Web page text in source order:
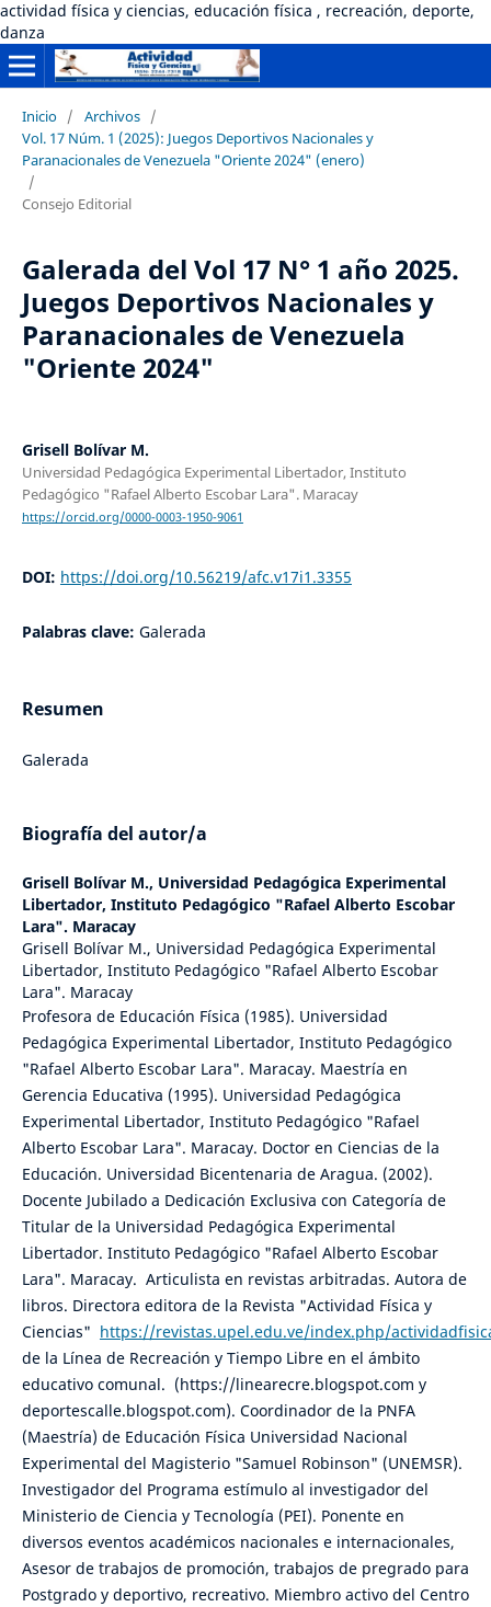
actividad física y ciencias, educación física , recreación, deporte,
danza
Inicio / Archivos /
Vol. 17 Núm. 1 (2025): Juegos Deportivos Nacionales y
Paranacionales de Venezuela "Oriente 2024" (enero)
/
Consejo Editorial
Galerada del Vol 17 N° 1 año 2025.
Juegos Deportivos Nacionales y
Paranacionales de Venezuela
"Oriente 2024"
Grisell Bolívar M.
Universidad Pedagógica Experimental Libertador, Instituto
Pedagógico "Rafael Alberto Escobar Lara". Maracay
https://orcid.org/0000-0003-1950-9061
DOI: https://doi.org/10.56219/afc.v17i1.3355
Palabras clave: Galerada
Resumen
Galerada
Biografía del autor/a
Grisell Bolívar M., Universidad Pedagógica Experimental
Libertador, Instituto Pedagógico "Rafael Alberto Escobar
Lara". Maracay
Grisell Bolívar M., Universidad Pedagógica Experimental
Libertador, Instituto Pedagógico "Rafael Alberto Escobar
Lara". Maracay
Profesora de Educación Física (1985). Universidad
Pedagógica Experimental Libertador, Instituto Pedagógico
"Rafael Alberto Escobar Lara". Maracay. Maestría en
Gerencia Educativa (1995). Universidad Pedagógica
Experimental Libertador, Instituto Pedagógico "Rafael
Alberto Escobar Lara". Maracay. Doctor en Ciencias de la
Educación. Universidad Bicentenaria de Aragua. (2002).
Docente Jubilado a Dedicación Exclusiva con Categoría de
Titular de la Universidad Pedagógica Experimental
Libertador. Instituto Pedagógico "Rafael Alberto Escobar
Lara". Maracay. Articulista en revistas arbitradas. Autora de
libros. Directora editora de la Revista "Actividad Física y
Ciencias" https://revistas.upel.edu.ve/index.php/
de la Línea de Recreación y Tiempo Libre en el ámbito
educativo comunal. (https://linearecre.blogspot.com y
deportescalle.blogspot.com). Coordinador de la PNFA
(Maestría) de Educación Física Universidad Nacional
Experimental del Magisterio "Samuel Robinson" (UNEMSR).
Investigador del Programa estímulo al investigador del
Ministerio de Ciencia y Tecnología (PEI). Ponente en
diversos eventos académicos nacionales e internacionales,
Asesor de trabajos de promoción, trabajos de pregrado para
Postgrado y deportivo, recreativo. Miembro activo del Centro